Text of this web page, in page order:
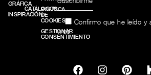
GRÁFICA
INSPIRACIÓN
CATÁLOGOS
POLÍTICA
DE
COOKIES
GESTIONAR
CONSENTIMIENTO
Confirmo que he leído y
web.